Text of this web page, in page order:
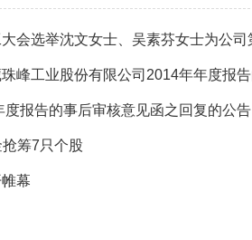
报告的事后审核意见函之回复的公告
筹7只个股
幕